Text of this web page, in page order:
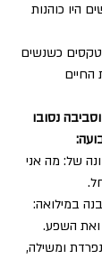
היו כוהנות
כשנשים
החיים
נסובו
של: מה אני
במילואה:
ואת השפע.
ומשילה,